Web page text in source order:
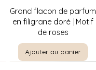
Aperçu rapide
Grand flacon de parfum
en filigrane doré | Motif
de roses
Ajouter au panier